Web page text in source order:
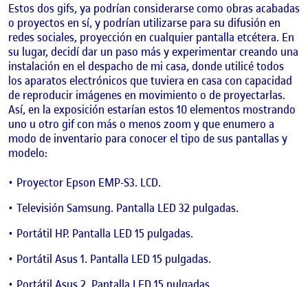
Estos dos gifs, ya podrían considerarse como obras acabadas
o proyectos en sí, y podrían utilizarse para su difusión en
redes sociales, proyección en cualquier pantalla etcétera. En
su lugar, decidí dar un paso más y experimentar creando una
instalación en el despacho de mi casa, donde utilicé todos
los aparatos electrónicos que tuviera en casa con capacidad
de reproducir imágenes en movimiento o de proyectarlas.
Así, en la exposición estarían estos 10 elementos mostrando
uno u otro gif con más o menos zoom y que enumero a
modo de inventario para conocer el tipo de sus pantallas y
modelo:
Proyector Epson EMP-S3. LCD.
Televisión Samsung. Pantalla LED 32 pulgadas.
Portátil HP. Pantalla LED 15 pulgadas.
Portátil Asus 1. Pantalla LED 15 pulgadas.